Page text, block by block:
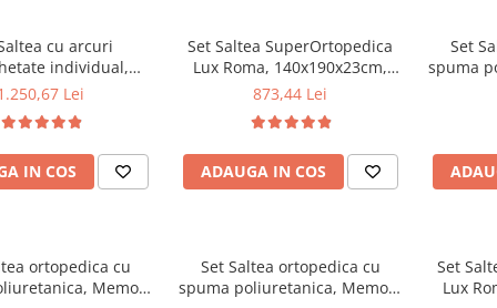
cu arcuri
individual,
Spring Milano,
soft, sistem de
Saltex
perne matlasate
50x70cm, lavabile
Lei
IN COS
Set Saltea SuperOrtopedica
Lux Roma, 140x190x23cm,
fermitate tare, cu plasa arcuri
aerisire perimetral, Saltex
plus 2 perne matlasate
microfibra 50x70cm, lavabile
la 60°C
873,44 Lei
ADAUGA IN COS
Set
spuma
sistem
Saltex
ortopedica cu
Memory
Set Saltea ortopedica cu
spuma poliuretanica, Memory
Set
Lux